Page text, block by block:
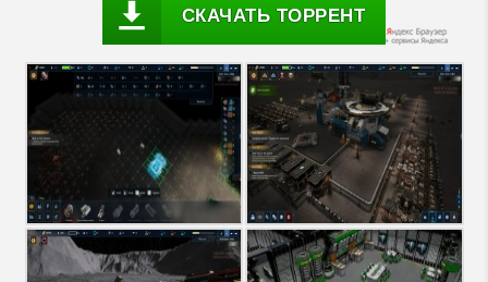
СКАЧАТЬ ТОРРЕНТ